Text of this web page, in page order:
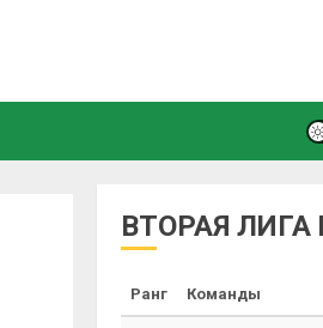
ВТОРАЯ ЛИГА
Ранг Команды